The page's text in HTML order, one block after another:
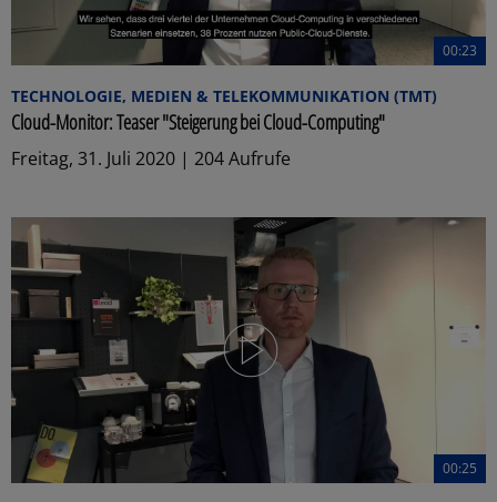
00:23
TECHNOLOGIE, MEDIEN & TELEKOMMUNIKATION (TMT)
Cloud-Monitor: Teaser "Steigerung bei Cloud-Computing"
Freitag, 31. Juli 2020 | 204 Aufrufe
00:25